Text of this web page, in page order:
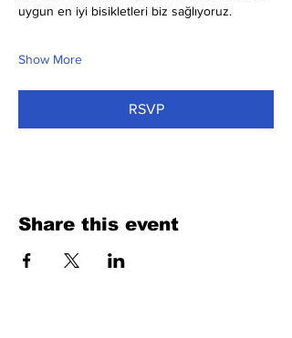
uygun en iyi bisikletleri biz sağlıyoruz.
Show More
RSVP
Share this event